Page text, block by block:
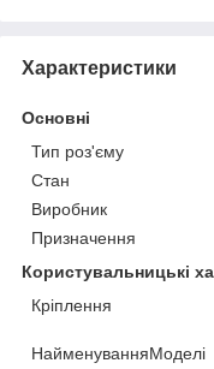
Характеристики
Основні
Тип роз'єму
Стан
Виробник
Призначення
Користувальницькі
Кріплення
НайменуванняМоделі